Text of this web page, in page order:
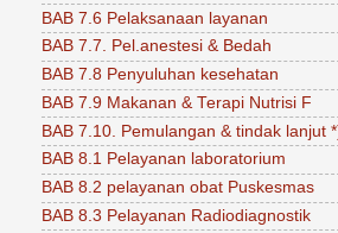
BAB 7.6 Pelaksanaan layanan
BAB 7.7. Pel.anestesi & Bedah
BAB 7.8 Penyuluhan kesehatan
BAB 7.9 Makanan & Terapi Nutrisi F
BAB 7.10. Pemulangan & tindak lanjut
BAB 8.1 Pelayanan laboratorium
BAB 8.2 pelayanan obat Puskesmas
BAB 8.3 Pelayanan Radiodiagnostik